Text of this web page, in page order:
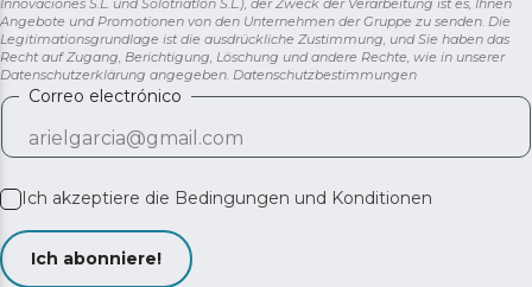
Innovaciones S.L. und Solotriatlon S.L.), der Zweck der Verarbeitung ist es, Ihnen
Angebote und Promotionen von den Unternehmen der Gruppe zu senden. Die
Legitimationsgrundlage ist die ausdrückliche Zustimmung, und Sie haben das
Recht auf Zugang, Berichtigung, Löschung und andere Rechte, wie in unserer
Datenschutzerklärung angegeben. Datenschutzbestimmungen
Correo electrónico
Ich akzeptiere die Bedingungen und Konditionen
Ich abonniere!